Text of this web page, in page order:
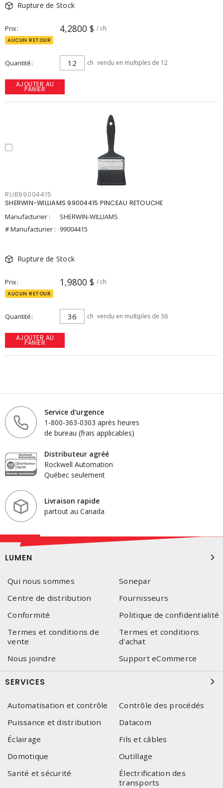
Rupture de Stock
Prix 4,2800 $ / ch
AUCUN RETOUR
Quantité ch vendu en multiples de 12
AJOUTER AU
PANIER
RUB99004415
SHERWIN-WILLIAMS 99004415 PINCEAU RETOUCHE
Manufacturier :
SHERWIN-WILLIAMS
# Manufacturier : 99004415
Rupture de Stock
Prix 1,9800 $ / ch
AUCUN RETOUR
Quantité ch vendu en multiples de 36
AJOUTER AU
PANIER
Service d'urgence
1-800-363-0303 après heures
de bureau (frais applicables)
Distributeur agréé
Rockwell Automation
Québec seulement
Livraison rapide
partout au Canada
LUMEN
Qui nous sommes
Sonepar
Centre de distribution
Fournisseurs
Conformité
Politique de confidentialité
Termes et conditions de
vente
Termes et conditions
d'achat
Nous joindre
Support eCommerce
SERVICES
Automatisation et contrôle
Contrôle des procédés
Puissance et distribution
Datacom
Éclairage
Fils et câbles
Domotique
Outillage
Santé et sécurité
Électrification des
transports